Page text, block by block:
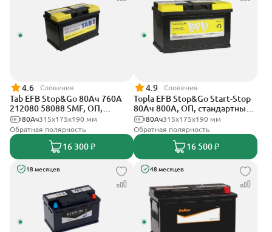
4.6 Словения
Tab EFB Stop&Go 80Ач 760А
212080 58088 SMF, ОП,
стандартные клеммы
315x175x190 мм
80Ач
Обратная полярность
16 300 ₽
4.9 Словения
Topla EFB Stop&Go Start-Stop
80Ач 800А, ОП, стандартные
клеммы315x175x190 мм
80Ач
Обратная полярность
16 500 ₽
18 месяцев 48 месяцев